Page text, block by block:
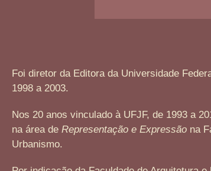
Foi diretor da Editora da Universidade
1998 a 2003.
Nos 20 anos vinculado à UFJF, de 1993 a
na área de Representação e Expressão na
Urbanismo.